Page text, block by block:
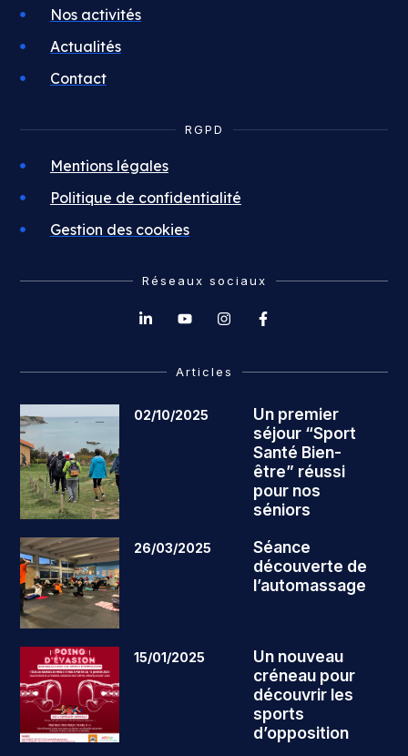
Nos activités
Actualités
Contact
RGPD
Mentions légales
Politique de confidentialité
Gestion des cookies
Réseaux sociaux
Articles
02/10/2025
Un premier
séjour “Sport
Santé Bien-
être” réussi
pour nos
séniors
26/03/2025
Séance
découverte de
l’automassage
15/01/2025
Un nouveau
créneau pour
découvrir les
sports
d’opposition